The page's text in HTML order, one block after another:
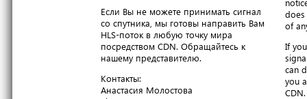
Если Вы не можете принимать сигнал
со спутника, мы готовы направить Вам
HLS-поток в любую точку мира
посредством CDN. Обращайтесь к
нашему представителю.
Контакты:
Анастасия Молостова
of
If
can
you